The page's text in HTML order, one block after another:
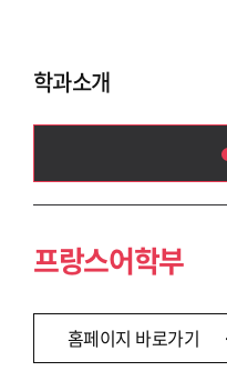
학과소개
프랑스어학부
홈페이지 바로가기